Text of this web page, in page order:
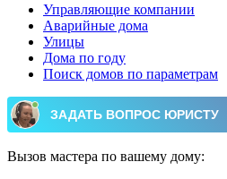
Управляющие компании
Аварийные дома
Улицы
Дома по году
Поиск домов по параметрам
Вызов мастера по вашему дому: